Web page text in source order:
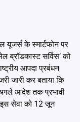
यूजर्स के स्मार्टफोन पर
ब्रॉडकास्ट सर्विस’ को
आपदा प्रबंधन
जारी कर बताया कि
अगले आदेश तक प्रभावी
सेवा को 12 जून